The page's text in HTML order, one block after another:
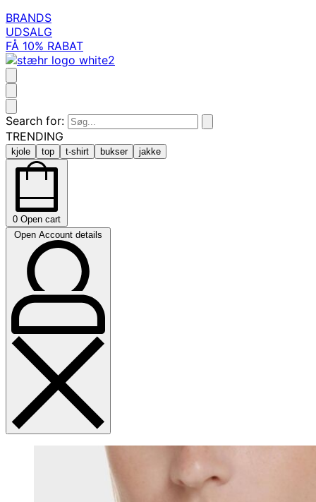
BRANDS
UDSALG
FÅ 10% RABAT
Search for:
TRENDING
kjole top t-shirt bukser jakke
0 Open cart
Open Account details